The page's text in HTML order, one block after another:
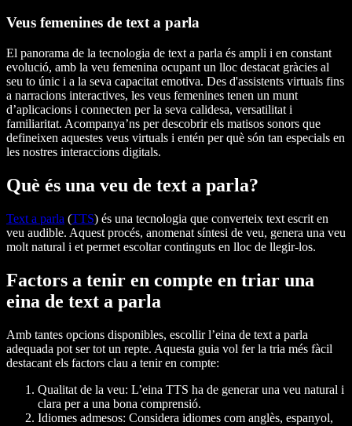
Veus femenines de text a parla
El panorama de la tecnologia de text a parla és ampli i en constant
evolució, amb la veu femenina ocupant un lloc destacat gràcies al
seu to únic i a la seva capacitat emotiva. Des d'assistents virtuals fins
a narracions interactives, les veus femenines tenen un munt
d’aplicacions i connecten per la seva calidesa, versatilitat i
familiaritat. Acompanya’ns per descobrir els matisos sonors que
defineixen aquestes veus virtuals i entén per què són tan especials en
les nostres interaccions digitals.
Què és una veu de text a parla?
Text a parla (TTS) és una tecnologia que converteix text escrit en
veu audible. Aquest procés, anomenat síntesi de veu, genera una veu
molt natural i et permet escoltar continguts en lloc de llegir-los.
Factors a tenir en compte en triar una
eina de text a parla
Amb tantes opcions disponibles, escollir l’eina de text a parla
adequada pot ser tot un repte. Aquesta guia vol fer la tria més fàcil
destacant els factors clau a tenir en compte:
Qualitat de la veu: L’eina TTS ha de generar una veu natural i
clara per a una bona comprensió.
Idiomes admesos: Considera idiomes com anglès, espanyol,